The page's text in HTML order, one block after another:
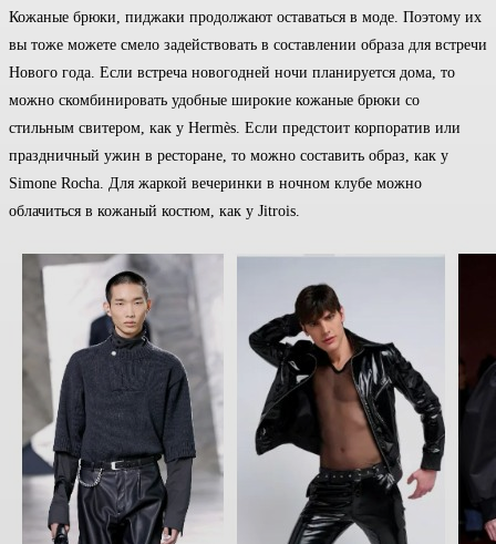
Кожаные брюки, пиджаки продолжают оставаться в моде. Поэтому их
вы тоже можете смело задействовать в составлении образа для встречи
Нового года. Если встреча новогодней ночи планируется дома, то
можно скомбинировать удобные широкие кожаные брюки со
стильным свитером, как у Hermès. Если предстоит корпоратив или
праздничный ужин в ресторане, то можно составить образ, как у
Simone Rocha. Для жаркой вечеринки в ночном клубе можно
облачиться в кожаный костюм, как у Jitrois.